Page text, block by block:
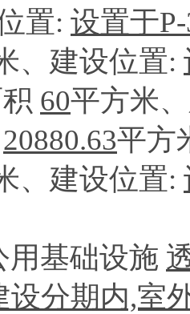
置: 设置于
、建设位置:
60平方米
20880.63平方
、建设位置:
用基础设施
设分期内,室